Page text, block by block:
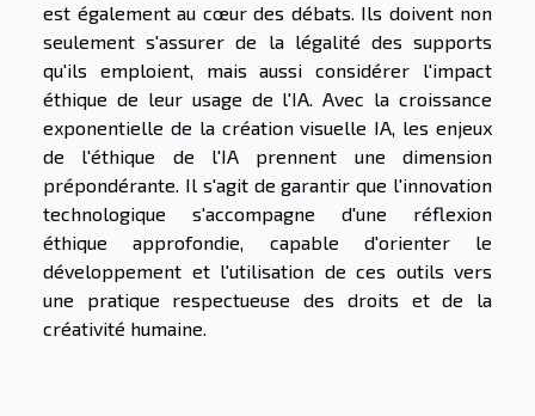
est également au cœur des débats. Ils doivent non
seulement s'assurer de la légalité des supports
qu'ils emploient, mais aussi considérer l'impact
éthique de leur usage de l'IA. Avec la croissance
exponentielle de la création visuelle IA, les enjeux
de l'éthique de l'IA prennent une dimension
prépondérante. Il s'agit de garantir que l'innovation
technologique s'accompagne d'une réflexion
éthique approfondie, capable d'orienter le
développement et l'utilisation de ces outils vers
une pratique respectueuse des droits et de la
créativité humaine.